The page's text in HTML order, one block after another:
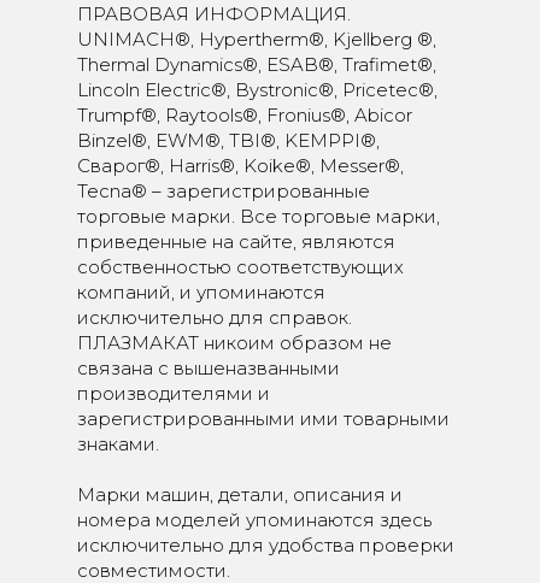
ПРАВОВАЯ ИНФОРМАЦИЯ.
UNIMACH®, Hypertherm®, Kjellberg ®,
Thermal Dynamics®, ESAB®, Trafimet®,
Lincoln Electric®, Bystronic®, Pricetec®,
Trumpf®, Raytools®, Fronius®, Abicor
Binzel®, EWM®, TBI®, KEMPPI®,
Сварог®, Harris®, Koike®, Messer®,
Tecna® – зарегистрированные
торговые марки. Все торговые марки,
приведенные на сайте, являются
собственностью соответствующих
компаний, и упоминаются
исключительно для справок.
ПЛАЗМАКАТ никоим образом не
связана с вышеназванными
производителями и
зарегистрированными ими товарными
знаками.
Марки машин, детали, описания и
номера моделей упоминаются здесь
исключительно для удобства проверки
совместимости.